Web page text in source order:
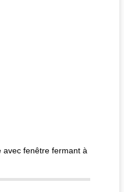
avec fenêtre fermant à